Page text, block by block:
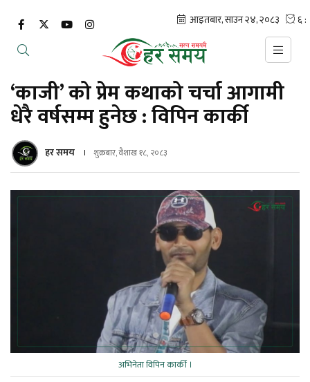
‘काजी’ को प्रेम कथाको चर्चा आगामी
धेरै वर्षसम्म हुनेछ : विपिन कार्की
हर समय शुक्रबार, वैशाख १८, २०८३
अभिनेता विपिन कार्की ।